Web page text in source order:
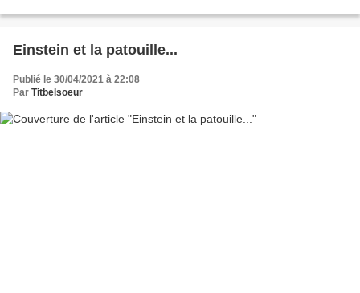
Einstein et la patouille...
Publié le 30/04/2021 à 22:08
Par Titbelsoeur